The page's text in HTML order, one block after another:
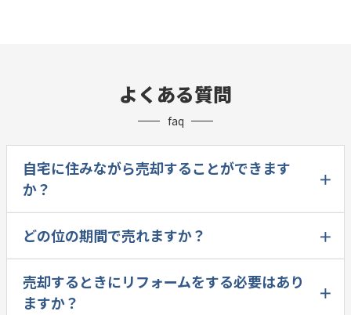
よくある質問
faq
自宅に住みながら売却することができます
か？
どの位の期間で売れますか？
売却するときにリフォームをする必要はあり
ますか？